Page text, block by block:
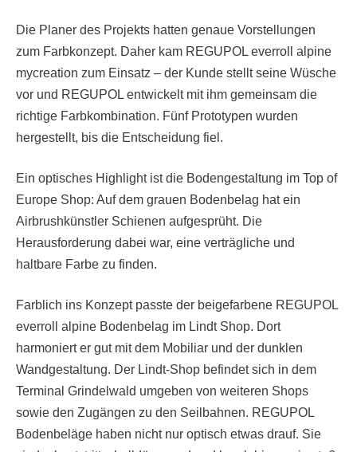
Die Planer des Projekts hatten genaue Vorstellungen
zum Farbkonzept. Daher kam REGUPOL everroll alpine
mycreation zum Einsatz – der Kunde stellt seine Wüsche
vor und REGUPOL entwickelt mit ihm gemeinsam die
richtige Farbkombination. Fünf Prototypen wurden
hergestellt, bis die Entscheidung fiel.
Ein optisches Highlight ist die Bodengestaltung im Top of
Europe Shop: Auf dem grauen Bodenbelag hat ein
Airbrushkünstler Schienen aufgesprüht. Die
Herausforderung dabei war, eine verträgliche und
haltbare Farbe zu finden.
Farblich ins Konzept passte der beigefarbene REGUPOL
everroll alpine Bodenbelag im Lindt Shop. Dort
harmoniert er gut mit dem Mobiliar und der dunklen
Wandgestaltung. Der Lindt-Shop befindet sich in dem
Terminal Grindelwald umgeben von weiteren Shops
sowie den Zugängen zu den Seilbahnen. REGUPOL
Bodenbeläge haben nicht nur optisch etwas drauf. Sie